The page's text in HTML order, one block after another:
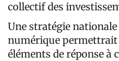
collectif des
Une stratégie
numérique
éléments de réponse à